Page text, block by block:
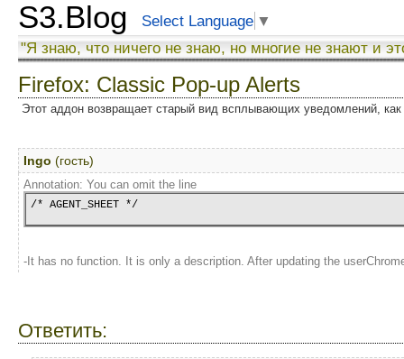
S3.Blog Select Language ▼
"Я знаю, что ничего не знаю, но многие не знают и
Firefox: Classic Pop-up Alerts
Этот аддон возвращает старый вид всплывающих уведомлений,
Ingo (гость)
Annotation: You can omit the line
/* AGENT_SHEET */
-It has no function. It is only a description. After updating the
Ответить: